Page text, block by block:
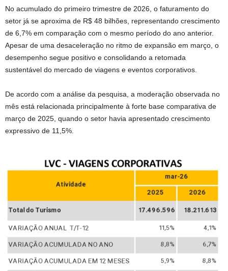
No acumulado do primeiro trimestre de 2026, o faturamento do
setor já se aproxima de R$ 48 bilhões, representando crescimento
de 6,7% em comparação com o mesmo período do ano anterior.
Apesar de uma desaceleração no ritmo de expansão em março, o
desempenho segue positivo e consolidando a retomada
sustentável do mercado de viagens e eventos corporativos.
De acordo com a análise da pesquisa, a moderação observada no
mês está relacionada principalmente à forte base comparativa de
março de 2025, quando o setor havia apresentado crescimento
expressivo de 11,5%.